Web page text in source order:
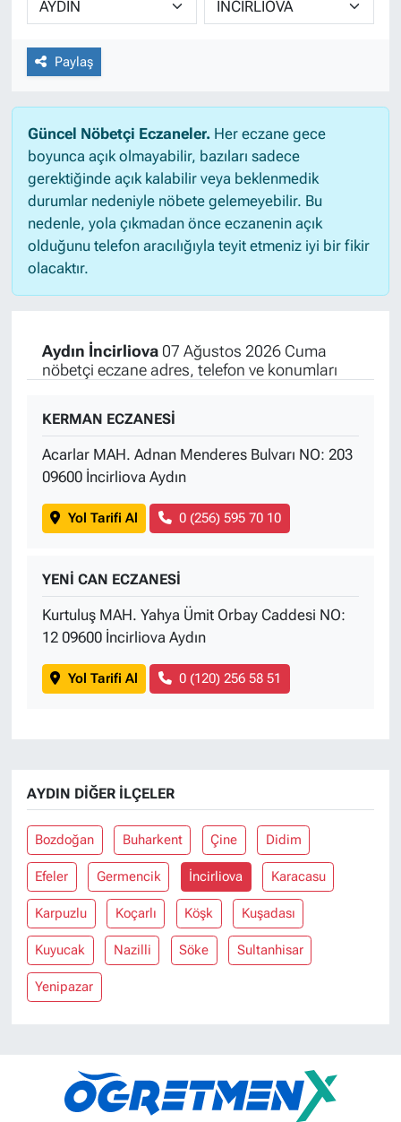
Paylaş
Güncel Nöbetçi Eczaneler.Her eczane gece
boyunca açık olmayabilir, bazıları sadece
gerektiğinde açık kalabilir veya beklenmedik
durumlar nedeniyle nöbete gelemeyebilir. Bu
nedenle, yola çıkmadan önce eczanenin açık
olduğunu telefon aracılığıyla teyit etmeniz iyi bir fikir
olacaktır.
Aydın İncirliova07 Ağustos 2026 Cuma
nöbetçi eczane adres, telefon ve konumları
KERMAN ECZANESİ
Acarlar MAH. Adnan Menderes Bulvarı NO: 203
09600 İncirliova Aydın
Yol Tarifi Al 0 (256) 595 70 10
YENİ CAN ECZANESİ
Kurtuluş MAH. Yahya Ümit Orbay Caddesi NO:
12 09600 İncirliova Aydın
Yol Tarifi Al 0 (120) 256 58 51
AYDIN DIĞER İLÇELER
Bozdoğan Buharkent Çine Didim
Efeler Germencik İncirliova Karacasu
Karpuzlu Koçarlı Köşk Kuşadası
Kuyucak Nazilli Söke Sultanhisar
Yenipazar